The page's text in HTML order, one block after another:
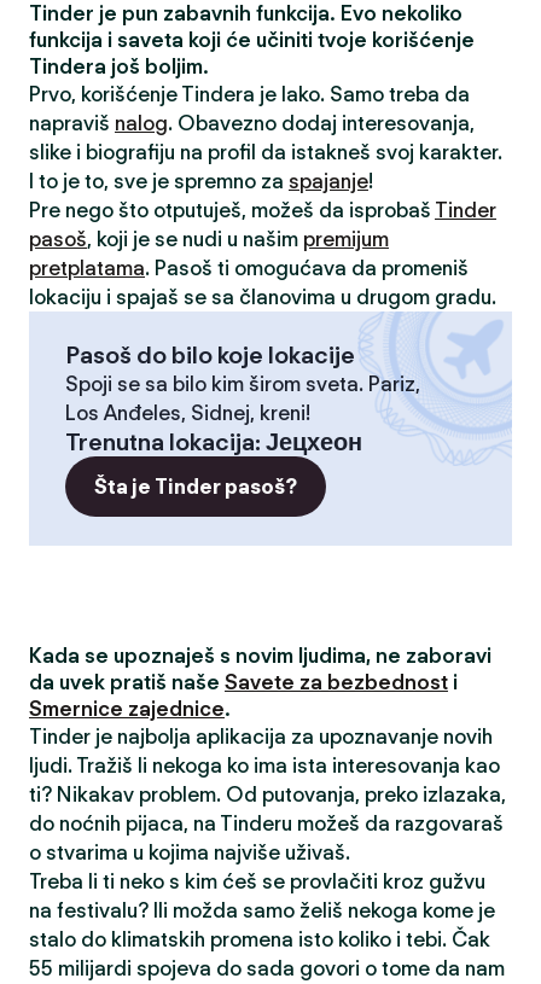
Tinder je pun zabavnih funkcija. Evo nekoliko
funkcija i saveta koji će učiniti tvoje korišćenje
Tindera još boljim.
Prvo, korišćenje Tindera je lako. Samo treba da
napraviš nalog. Obavezno dodaj interesovanja,
slike i biografiju na profil da istakneš svoj karakter.
I to je to, sve je spremno za spajanje!
Pre nego što otputuješ, možeš da isprobaš Tinder
pasoš, koji je se nudi u našim premijum
pretplatama. Pasoš ti omogućava da promeniš
lokaciju i spajaš se sa članovima u drugom gradu.
Pasoš do bilo koje lokacije
Spoji se sa bilo kim širom sveta. Pariz,
Los Anđeles, Sidnej, kreni!
Trenutna lokacija: Јецхеон
Šta je Tinder pasoš?
Kada se upoznaješ s novim ljudima, ne zaboravi
da uvek pratiš naše Savete za bezbednost i
Smernice zajednice.
Tinder je najbolja aplikacija za upoznavanje novih
ljudi. Tražiš li nekoga ko ima ista interesovanja kao
ti? Nikakav problem. Od putovanja, preko izlazaka,
do noćnih pijaca, na Tinderu možeš da razgovaraš
o stvarima u kojima najviše uživaš.
Treba li ti neko s kim ćeš se provlačiti kroz gužvu
na festivalu? Ili možda samo želiš nekoga kome je
stalo do klimatskih promena isto koliko i tebi. Čak
55 milijardi spojeva do sada govori o tome da nam